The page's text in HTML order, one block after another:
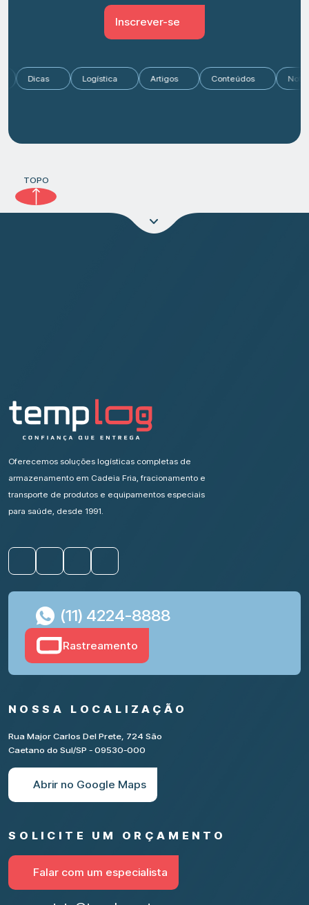
Inscrever-se
Dicas Logística Artigos Conteúdos
TOPO
Oferecemos soluções logísticas completas de
armazenamento em Cadeia Fria, fracionamento e
transporte de produtos e equipamentos especiais
para saúde, desde 1991.
(11) 4224-8888
Rastreamento
NOSSA LOCALIZAÇÃO
Rua Major Carlos Del Prete, 724 São
Caetano do Sul/SP - 09530-000
Abrir no Google Maps
SOLICITE UM ORÇAMENTO
Falar com um especialista